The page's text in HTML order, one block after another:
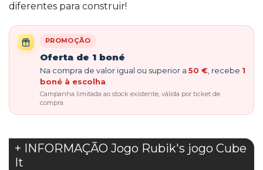
diferentes para construir!
PROMOÇÃO
Oferta de 1 boné
Na compra de valor igual ou superior a 50 € , recebe 1
boné à escolha
Campanha limitada ao stock existente, válida por ticket de
compra.
+ INFORMAÇÃO Jogo Rubik's jogo Cube
It